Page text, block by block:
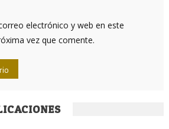
electrónico y web en este
vez que comente.